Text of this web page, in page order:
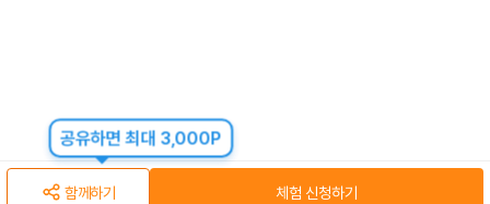
공유하면 최대 3,000P
함께하기 체험 신청하기